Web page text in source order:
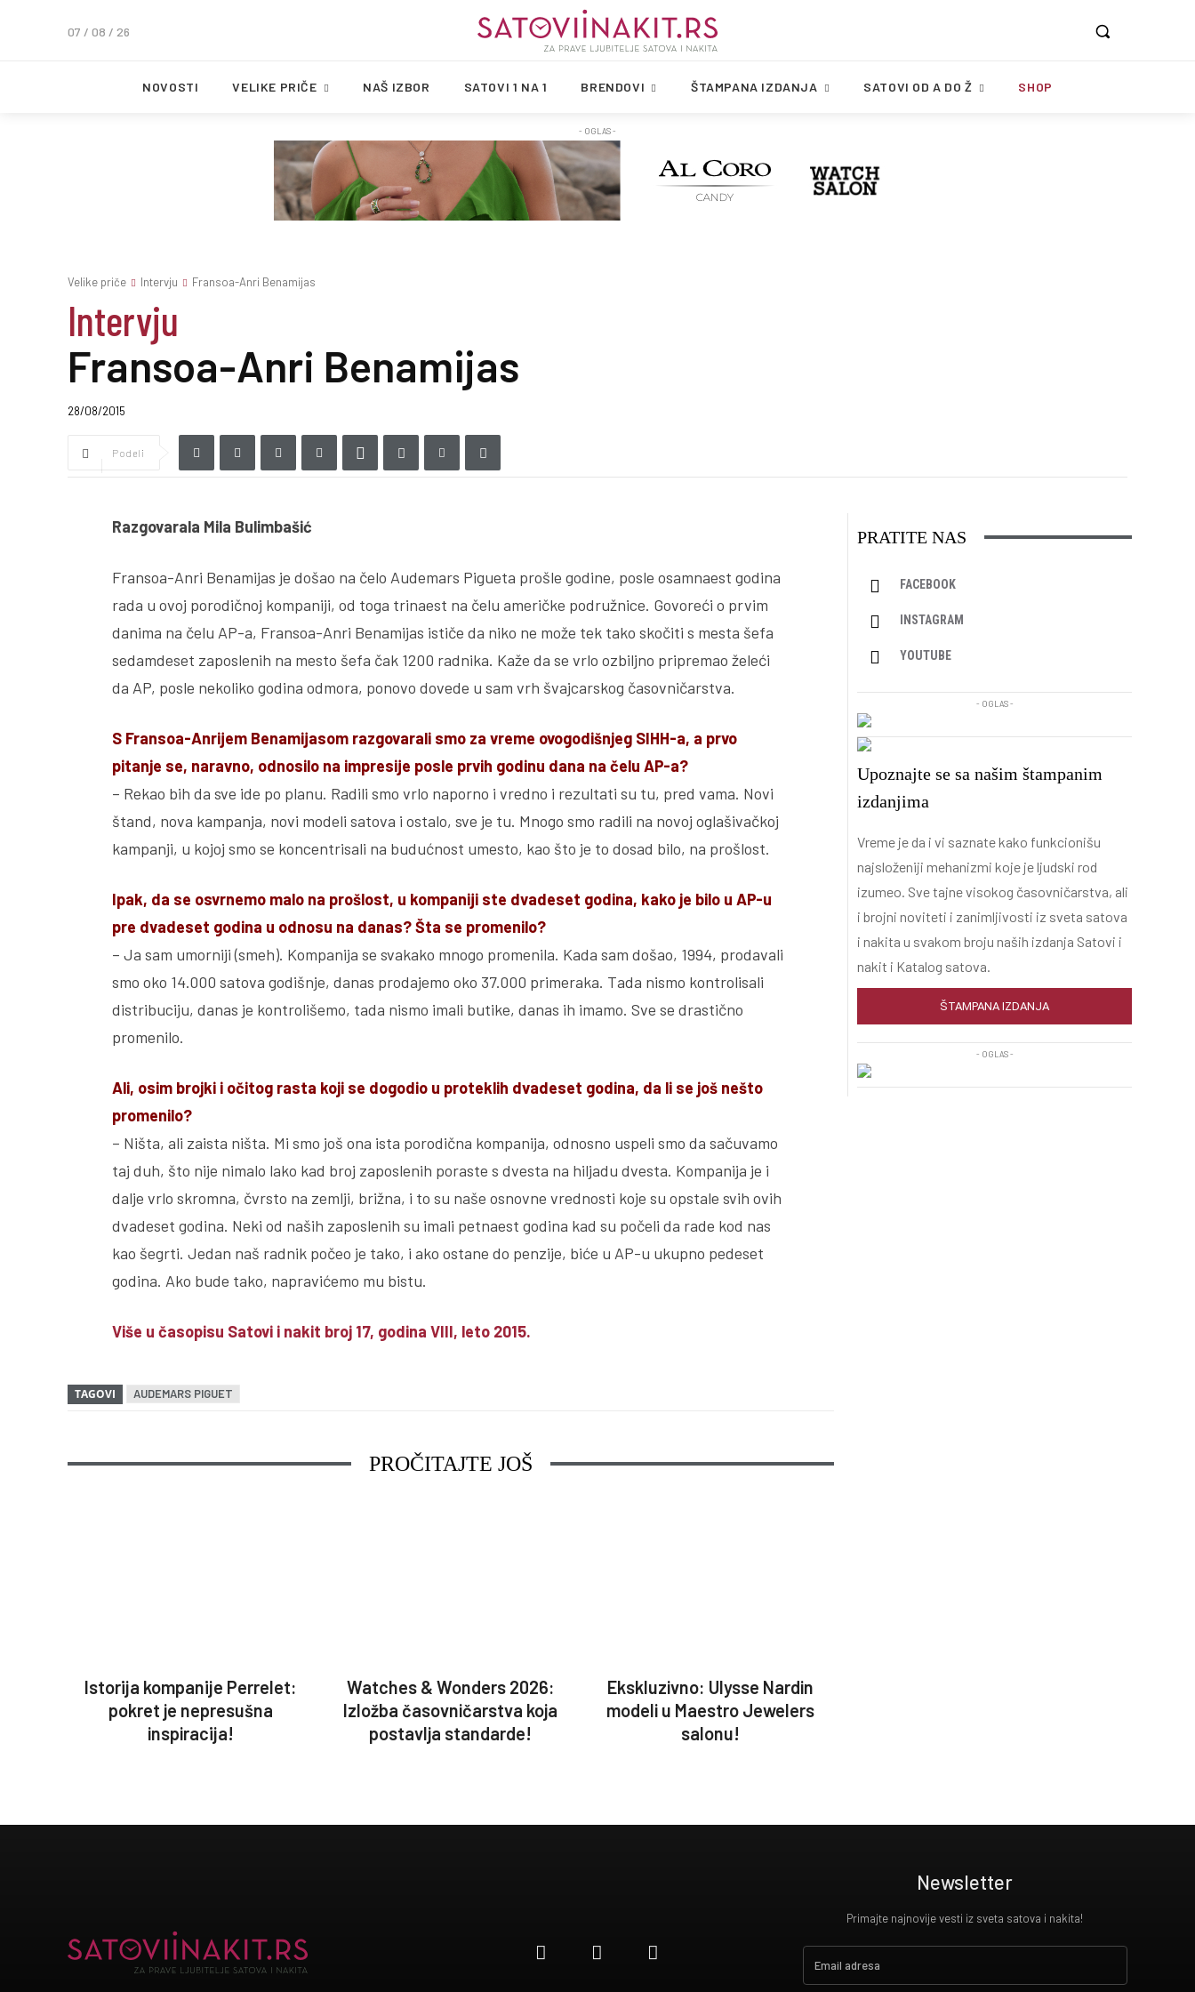
07 / 08 / 26
NOVOSTI VELIKE PRIČE NAŠ IZBOR SATOVI 1 NA 1 BRENDOVI ŠTAMPANA IZDANJA SATOVI OD A DO Ž SHOP
- OGLAS -
Velike priče Intervju Fransoa-Anri Benamijas
Intervju
Fransoa-Anri Benamijas
28/08/2015
Podeli
Razgovarala Mila Bulimbašić
Fransoa-Anri Benamijas je došao na čelo Audemars Pigueta prošle godine, posle osamnaest godina
rada u ovoj porodičnoj kompaniji, od toga trinaest na čelu američke podružnice. Govoreći o prvim
danima na čelu AP-a, Fransoa-Anri Benamijas ističe da niko ne može tek tako skočiti s mesta šefa
sedamdeset zaposlenih na mesto šefa čak 1200 radnika. Kaže da se vrlo ozbiljno pripremao želeći
da AP, posle nekoliko godina odmora, ponovo dovede u sam vrh švajcarskog časovničarstva.
S Fransoa-Anrijem Benamijasom razgovarali smo za vreme ovogodišnjeg SIHH-a, a prvo
pitanje se, naravno, odnosilo na impresije posle prvih godinu dana na čelu AP-a?
– Rekao bih da sve ide po planu. Radili smo vrlo naporno i vredno i rezultati su tu, pred vama. Novi
štand, nova kampanja, novi modeli satova i ostalo, sve je tu. Mnogo smo radili na novoj oglašivačkoj
kampanji, u kojoj smo se koncentrisali na budućnost umesto, kao što je to dosad bilo, na prošlost.
Ipak, da se osvrnemo malo na prošlost, u kompaniji ste dvadeset godina, kako je bilo u AP-u
pre dvadeset godina u odnosu na danas? Šta se promenilo?
– Ja sam umorniji (smeh). Kompanija se svakako mnogo promenila. Kada sam došao, 1994, prodavali
smo oko 14.000 satova godišnje, danas prodajemo oko 37.000 primeraka. Tada nismo kontrolisali
distribuciju, danas je kontrolišemo, tada nismo imali butike, danas ih imamo. Sve se drastično
promenilo.
Ali, osim brojki i očitog rasta koji se dogodio u proteklih dvadeset godina, da li se još nešto
promenilo?
– Ništa, ali zaista ništa. Mi smo još ona ista porodična kompanija, odnosno uspeli smo da sačuvamo
taj duh, što nije nimalo lako kad broj zaposlenih poraste s dvesta na hiljadu dvesta. Kompanija je i
dalje vrlo skromna, čvrsto na zemlji, brižna, i to su naše osnovne vrednosti koje su opstale svih ovih
dvadeset godina. Neki od naših zaposlenih su imali petnaest godina kad su počeli da rade kod nas
kao šegrti. Jedan naš radnik počeo je tako, i ako ostane do penzije, biće u AP-u ukupno pedeset
godina. Ako bude tako, napravićemo mu bistu.
Više u časopisu Satovi i nakit broj 17, godina VIII, leto 2015.
TAGOVI AUDEMARS PIGUET
PROČITAJTE JOŠ
Istorija kompanije Perrelet:
pokret je nepresušna
inspiracija!
Watches & Wonders 2026:
Izložba časovničarstva koja
postavlja standarde!
Ekskluzivno: Ulysse Nardin
modeli u Maestro Jewelers
salonu!
PRATITE NAS
FACEBOOK
INSTAGRAM
YOUTUBE
- OGLAS -
Upoznajte se sa našim štampanim
izdanjima
Vreme je da i vi saznate kako funkcionišu
najsloženiji mehanizmi koje je ljudski rod
izumeo. Sve tajne visokog časovničarstva, ali
i brojni noviteti i zanimljivosti iz sveta satova
i nakita u svakom broju naših izdanja Satovi i
nakit i Katalog satova.
ŠTAMPANA IZDANJA
- OGLAS -
Newsletter
Primajte najnovije vesti iz sveta satova i nakita!